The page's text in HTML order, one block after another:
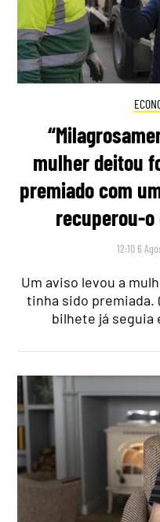
mulher deitou
premiado com
recuperou-o
12:10 6
Um aviso levou a
tinha sido premiada.
bilhete já seguia